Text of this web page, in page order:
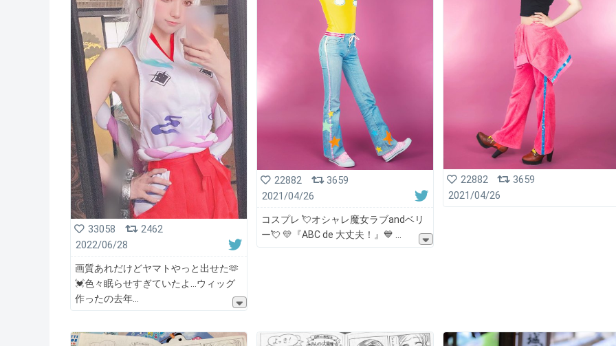
33058
2462
2022/06/28
画質あれだけどヤマトやっと出せた🫶
💓色々眠らせすぎていたよ…ウィッグ
作ったの去年
22882
3659
2021/04/26
コスプレ 💘オシャレ魔女ラブandベリ
ー💘 💛『ABC de 大丈夫！』💙
22882
3659
2021/04/26